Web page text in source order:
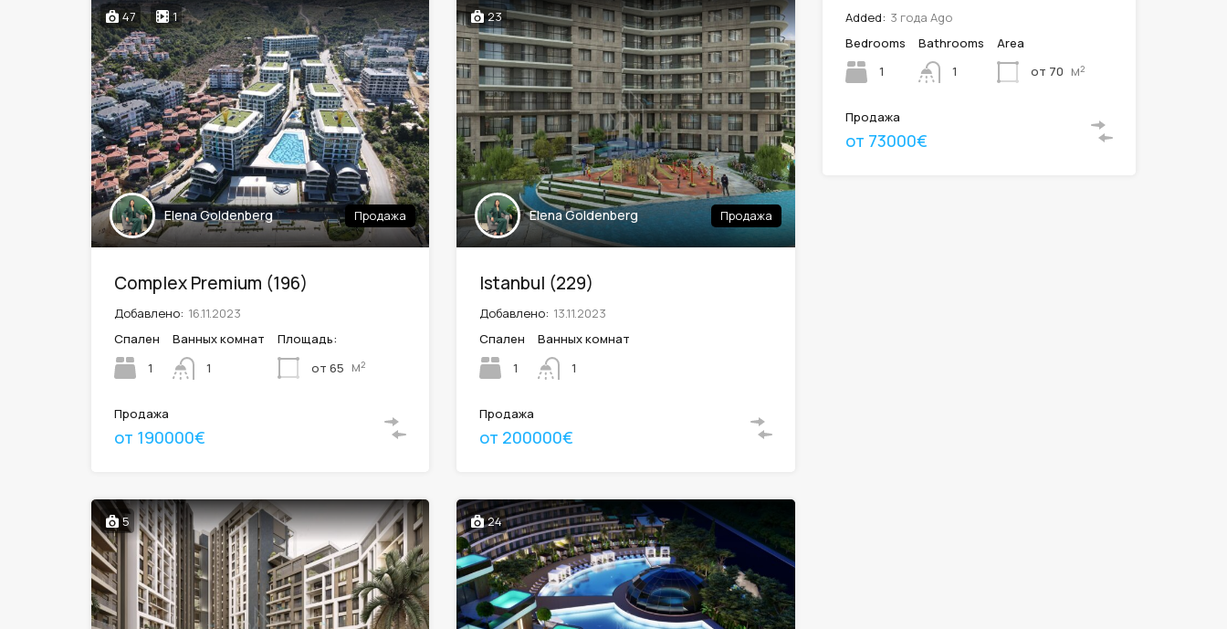
47 1
Elena Goldenberg Продажа
Complex Premium (196)
Добавлено: 16.11.2023
Спален
1
Ванных комнат
1
Площадь:
от 65 м²
Продажа
от 190000€
23
Elena Goldenberg Продажа
Istanbul (229)
Добавлено: 13.11.2023
Спален
1
Ванных комнат
1
Продажа
от 200000€
5 24
Added: 3 года Ago
Bedrooms
1
Bathrooms
1
Area
от 70 м²
Продажа
от 73000€